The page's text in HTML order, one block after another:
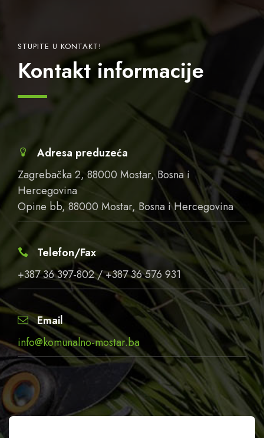
STUPITE U KONTAKT!
Kontakt informacije
Adresa preduzeća
Zagrebačka 2, 88000 Mostar, Bosna i
Hercegovina
Opine bb, 88000 Mostar, Bosna i Hercegovina
Telefon/Fax
+387 36 397-802 / +387 36 576 931
Email
info@komunalno-mostar.ba